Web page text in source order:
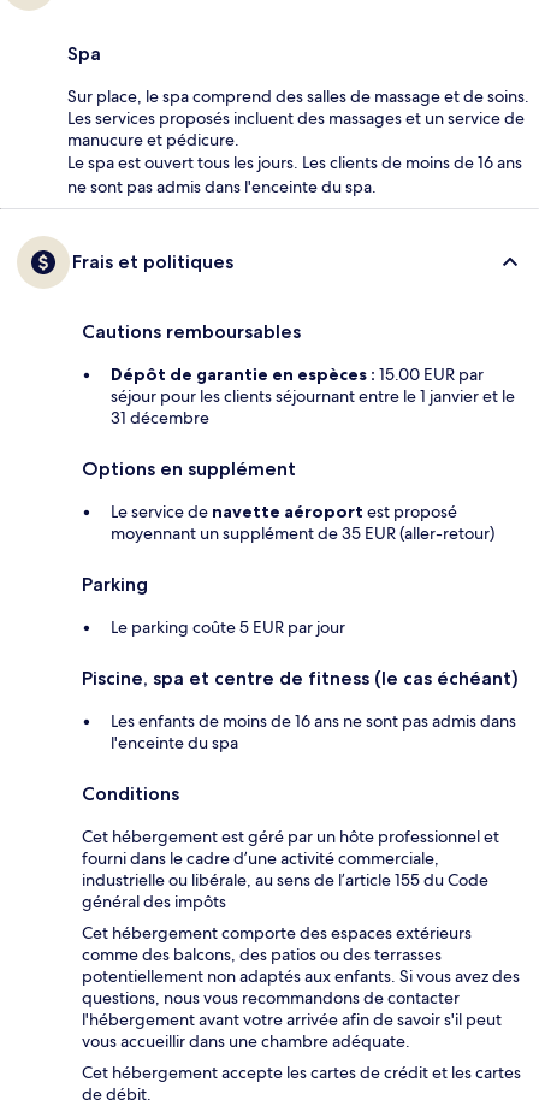
Spa
Sur place, le spa comprend des salles de massage et de soins.
Les services proposés incluent des massages et un service de
manucure et pédicure.
Le spa est ouvert tous les jours. Les clients de moins de 16 ans
ne sont pas admis dans l'enceinte du spa.
Frais et politiques
Cautions remboursables
Dépôt de garantie en espèces : 15.00 EUR par
séjour pour les clients séjournant entre le 1 janvier et le
31 décembre
Options en supplément
Le service de navette aéroport est proposé
moyennant un supplément de 35 EUR (aller-retour)
Parking
Le parking coûte 5 EUR par jour
Piscine, spa et centre de fitness (le cas échéant)
Les enfants de moins de 16 ans ne sont pas admis dans
l'enceinte du spa
Conditions
Cet hébergement est géré par un hôte professionnel et
fourni dans le cadre d’une activité commerciale,
industrielle ou libérale, au sens de l’article 155 du Code
général des impôts
Cet hébergement comporte des espaces extérieurs
comme des balcons, des patios ou des terrasses
potentiellement non adaptés aux enfants. Si vous avez des
questions, nous vous recommandons de contacter
l'hébergement avant votre arrivée afin de savoir s'il peut
vous accueillir dans une chambre adéquate.
Cet hébergement accepte les cartes de crédit et les cartes
de débit.